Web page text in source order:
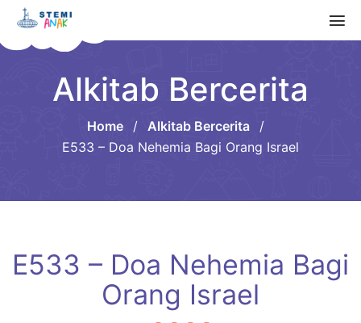
Alkitab Bercerita
Home / Alkitab Bercerita
/
E533 – Doa Nehemia Bagi Orang Israel
E533 – Doa Nehemia Bagi
Orang Israel